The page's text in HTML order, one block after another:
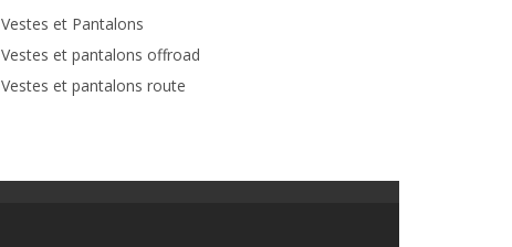
Vestes et Pantalons
Vestes et pantalons offroad
Vestes et pantalons route